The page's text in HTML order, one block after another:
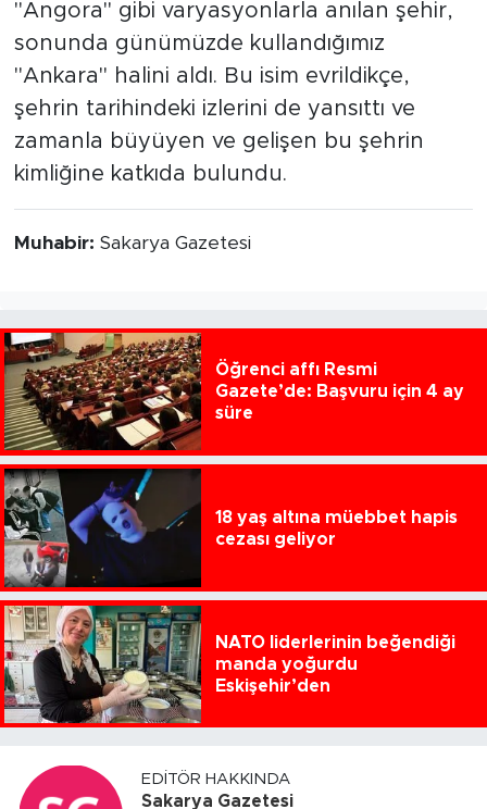
"Angora" gibi varyasyonlarla anılan şehir,
sonunda günümüzde kullandığımız
"Ankara" halini aldı. Bu isim evrildikçe,
şehrin tarihindeki izlerini de yansıttı ve
zamanla büyüyen ve gelişen bu şehrin
kimliğine katkıda bulundu.
Muhabir: Sakarya Gazetesi
Öğrenci affı Resmi
Gazete’de: Başvuru için 4 ay
süre
18 yaş altına müebbet hapis
cezası geliyor
NATO liderlerinin beğendiği
manda yoğurdu
Eskişehir’den
EDITÖR HAKKINDA
Sakarya Gazetesi